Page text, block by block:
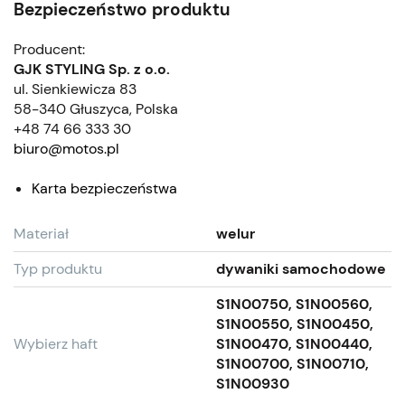
Bezpieczeństwo produktu
Producent:
GJK STYLING Sp. z o.o.
ul. Sienkiewicza 83
58-340 Głuszyca, Polska
+48 74 66 333 30
biuro@motos.pl
Karta bezpieczeństwa
Materiał
welur
Typ produktu
dywaniki samochodowe
Wybierz haft
S1N00750, S1N00560,
S1N00550, S1N00450,
S1N00470, S1N00440,
S1N00700, S1N00710,
S1N00930